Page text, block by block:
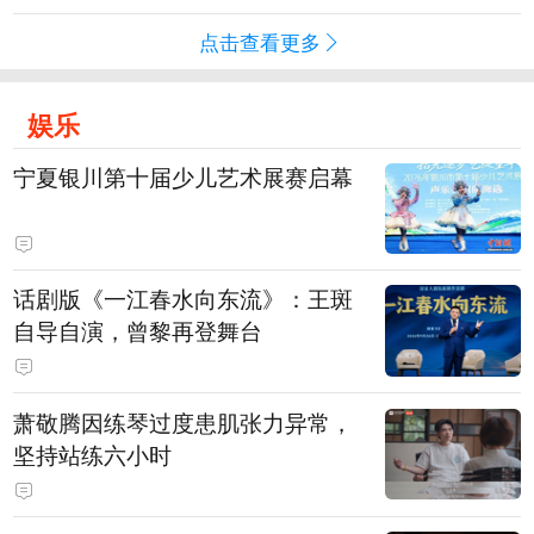
点击查看更多
娱乐
宁夏银川第十届少儿艺术展赛启幕
话剧版《一江春水向东流》：王斑
自导自演，曾黎再登舞台
萧敬腾因练琴过度患肌张力异常，
坚持站练六小时